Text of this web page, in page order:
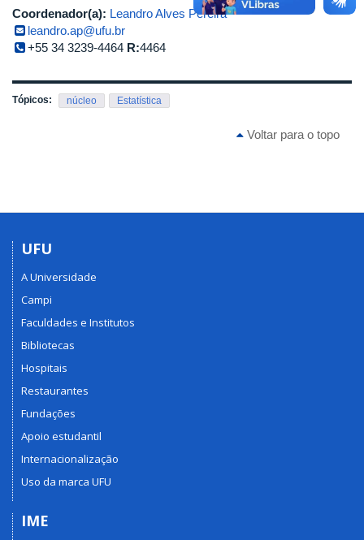
Coordenador(a): Leandro Alves Pereira
leandro.ap@ufu.br
+55 34 3239-4464 R:4464
Tópicos: núcleo Estatística
Voltar para o topo
UFU
A Universidade
Campi
Faculdades e Institutos
Bibliotecas
Hospitais
Restaurantes
Fundações
Apoio estudantil
Internacionalização
Uso da marca UFU
IME